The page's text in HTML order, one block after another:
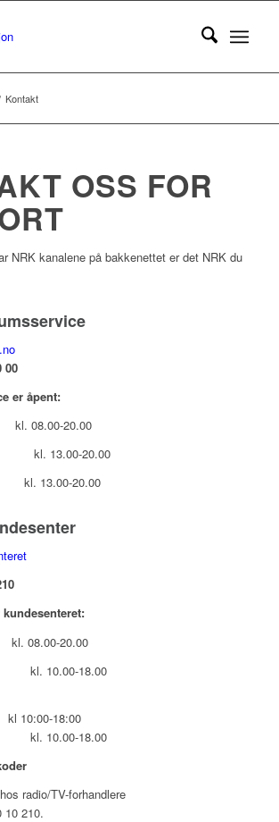
Kontakt
OSS FOR
NRK kanalene på bakkenettet er det NRK du
00
er åpent:
kl. 08.00-20.00
20.00
13.00-20.00
08.00-20.00
18.00
10:00-18:00
18.00
radio/TV-forhandlere
10 210.